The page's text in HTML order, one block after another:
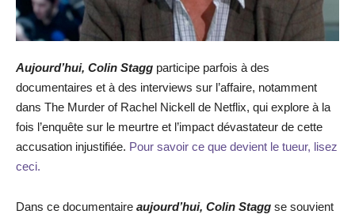
Aujourd’hui, Colin Stagg participe parfois à des
documentaires et à des interviews sur l’affaire, notamment
dans The Murder of Rachel Nickell de Netflix, qui explore à la
fois l’enquête sur le meurtre et l’impact dévastateur de cette
accusation injustifiée. Pour savoir ce que devient le tueur, lisez
ceci.
Dans ce documentaire aujourd’hui, Colin Stagg se souvient